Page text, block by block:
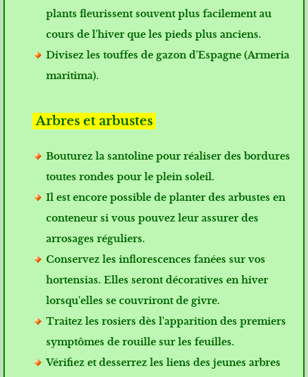
plants fleurissent souvent plus facilement au
cours de l'hiver que les pieds plus anciens.
Divisez les touffes de gazon d'Espagne (Armeria
maritima).
Arbres et arbustes
Bouturez la santoline pour réaliser des bordures
toutes rondes pour le plein soleil.
Il est encore possible de planter des arbustes en
conteneur si vous pouvez leur assurer des
arrosages réguliers.
Conservez les inflorescences fanées sur vos
hortensias. Elles seront décoratives en hiver
lorsqu'elles se couvriront de givre.
Traitez les rosiers dès l'apparition des premiers
symptômes de rouille sur les feuilles.
Vérifiez et desserrez les liens des jeunes arbres